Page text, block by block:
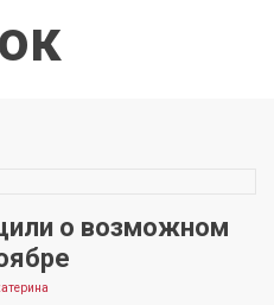
о возможном